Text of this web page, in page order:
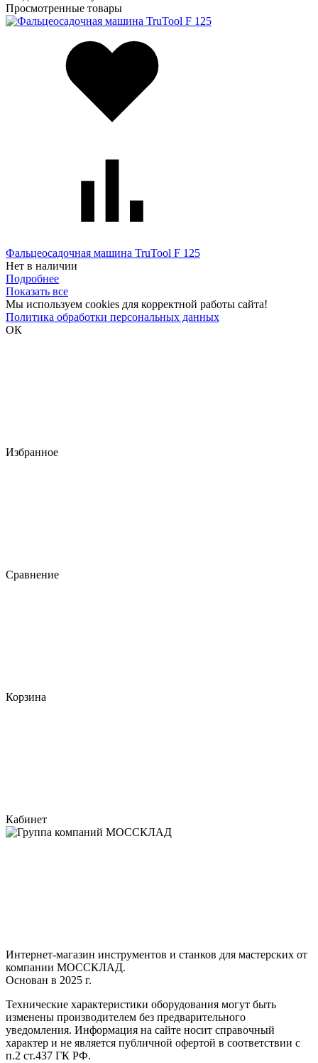
Просмотренные товары
Фальцеосадочная машина TruTool F 125
Нет в наличии
Подробнее
Показать все
Мы используем cookies для корректной работы сайта!
Политика обработки персональных данных
ОК
Избранное
Сравнение
Корзина
Кабинет
Интернет-магазин инструментов и станков для мастерских от
компании МОССКЛАД.
Основан в 2025 г.
Технические характеристики оборудования могут быть
изменены производителем без предварительного
уведомления. Информация на сайте носит справочный
характер и не является публичной офертой в соответствии с
п.2 ст.437 ГК РФ.